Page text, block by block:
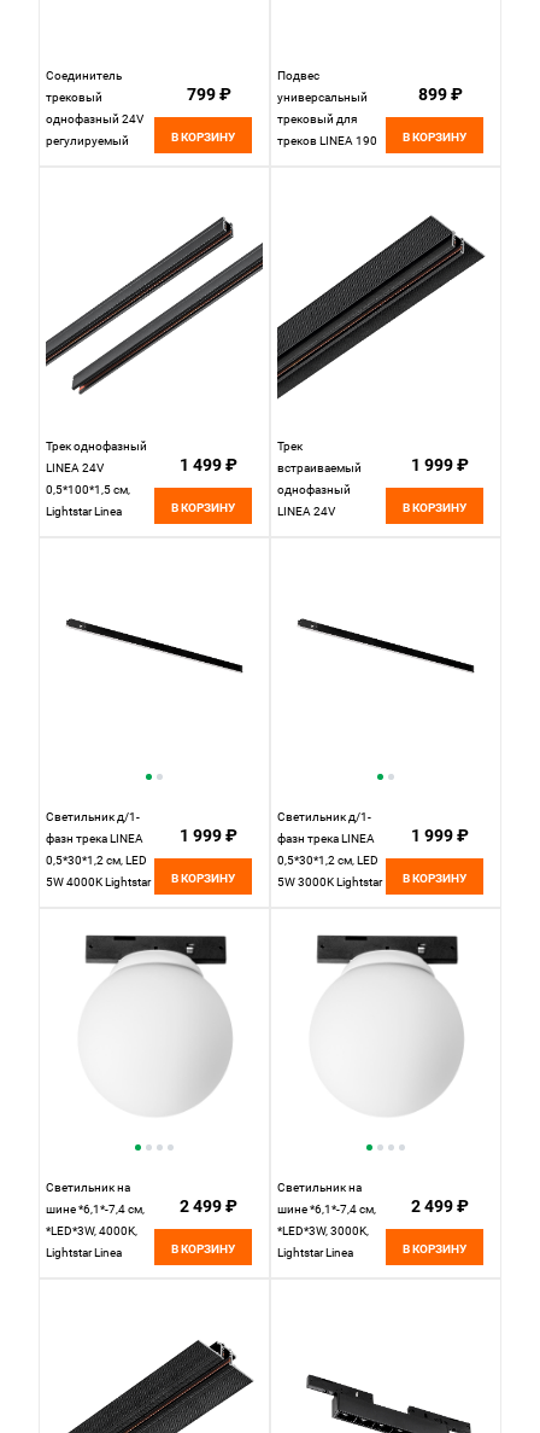
Соединитель
трековый
однофазный 24V
регулируемый
799 ₽
В КОРЗИНУ
Подвес
универсальный
трековый для
треков LINEA 190
899 ₽
В КОРЗИНУ
Трек однофазный
LINEA 24V
0,5*100*1,5 см,
Lightstar Linea
1 499 ₽
В КОРЗИНУ
Трек
встраиваемый
однофазный
LINEA 24V
1 999 ₽
В КОРЗИНУ
Светильник д/1-
фазн трека LINEA
0,5*30*1,2 см, LED
5W 4000K Lightstar
1 999 ₽
В КОРЗИНУ
Светильник д/1-
фазн трека LINEA
0,5*30*1,2 см, LED
5W 3000K Lightstar
1 999 ₽
В КОРЗИНУ
Светильник на
шине *6,1*-7,4 см,
*LED*3W, 4000K,
Lightstar Linea
2 499 ₽
В КОРЗИНУ
Светильник на
шине *6,1*-7,4 см,
*LED*3W, 3000K,
Lightstar Linea
2 499 ₽
В КОРЗИНУ